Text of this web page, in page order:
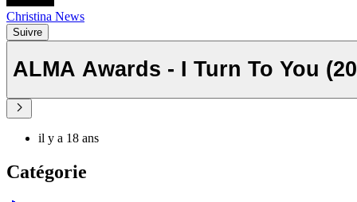
Christina News
Suivre
ALMA Awards - I Turn To You
il y a 18 ans
Catégorie